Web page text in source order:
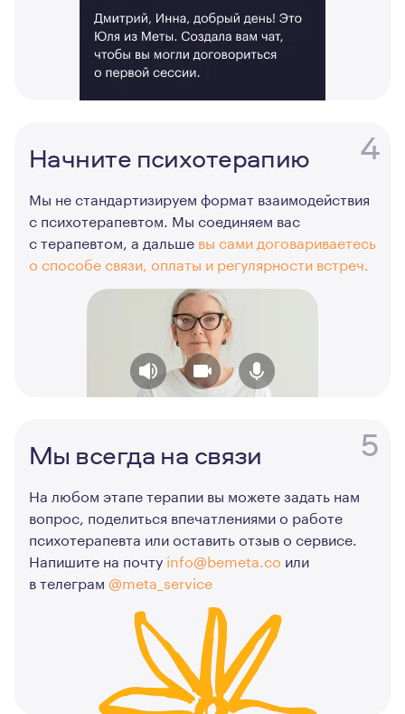
4
Начните психотерапию
Мы не стандартизируем формат взаимодействия
с психотерапевтом. Мы соединяем вас
с терапевтом, а дальше вы сами договариваетесь
о способе связи, оплаты и регулярности встреч.
5
Мы всегда на связи
На любом этапе терапии вы можете задать нам
вопрос, поделиться впечатлениями о работе
психотерапевта или оставить отзыв о сервисе.
Напишите на почту info@bemeta.co или
в телеграм @meta_service